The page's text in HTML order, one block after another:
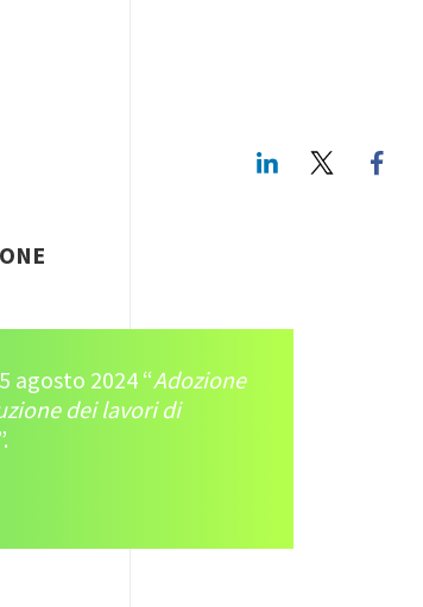
LinkedIn
agosto 2024 “Adozione
dei lavori di